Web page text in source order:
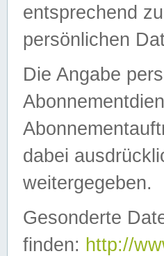
entsprechend
persönlichen
Die Angabe
dabei
weitergegeben.
Gesonderte
finden: http://